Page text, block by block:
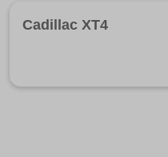
Cadillac XT4